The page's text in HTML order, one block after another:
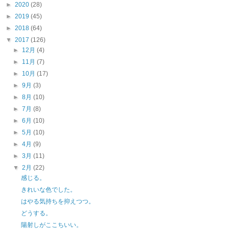
► 2020 (28)
► 2019 (45)
► 2018 (64)
▼ 2017 (126)
► 12月(4)
► 11月(7)
► 10月(17)
►9月(3)
►8月(10)
►7月(8)
►6月(10)
►5月(10)
►4月(9)
►3月(11)
▼2月(22)
感じる。
きれいな色でした。
はやる気持ちを抑えつつ。
どうする。
陽射しがここちいい。